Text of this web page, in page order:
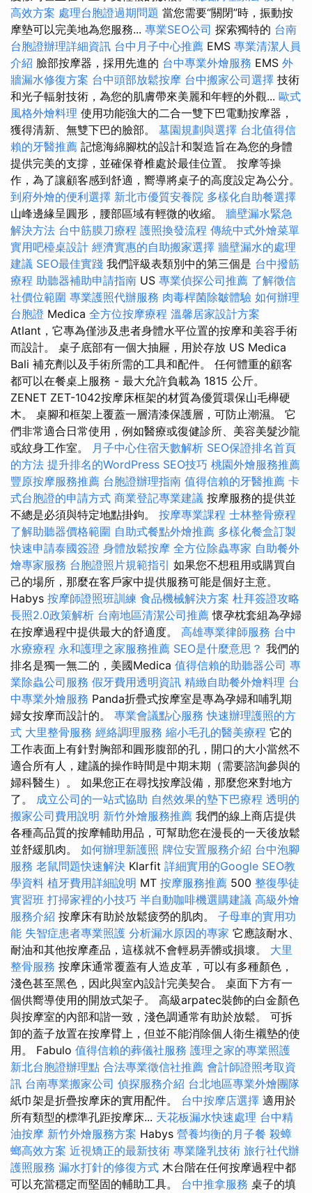
高效方案 處理台胞證過期問題 當您需要“關閉”時，振動按
摩墊可以完美地為您服務... 專業SEO公司 探索獨特的 台南
台胞證辦理詳細資訊 台中月子中心推薦 EMS 專業清潔人員
介紹 臉部按摩器，採用先進的 台中專業外燴服務 EMS 外
牆漏水修復方案 台中頭部放鬆按摩 台中搬家公司選擇 技術
和光子輻射技術，為您的肌膚帶來美麗和年輕的外觀... 歐式
風格外燴料理 使用功能強大的二合一雙下巴電動按摩器，
獲得清新、無雙下巴的臉部。 墓園規劃與選擇 台北值得信
賴的牙醫推薦 記憶海綿腳枕的設計和製造旨在為您的身體
提供完美的支撐，並確保脊椎處於最佳位置。 按摩等操
作，為了讓顧客感到舒適，嚮導將桌子的高度設定為公分。
到府外燴的便利選擇 新北市優質安養院 多樣化自助餐選擇
山峰邊緣呈圓形，腰部區域有輕微的收縮。 牆壁漏水緊急
解決方法 台中筋膜刀療程 護照換發流程 傳統中式外燴菜單
實用吧檯桌設計 經濟實惠的自助搬家選擇 牆壁漏水的處理
建議 SEO最佳實踐 我們評級表類別中的第三個是 台中撥筋
療程 助聽器補助申請指南 US 專業偵探公司推薦 了解徵信
社價位範圍 專業護照代辦服務 肉毒桿菌除皺體驗 如何辦理
台胞證 Medica 全方位按摩療程 溫馨居家設計方案
Atlant，它專為僅涉及患者身體水平位置的按摩和美容手術
而設計。 桌子底部有一個大抽屜，用於存放 US Medica
Bali 補充劑以及手術所需的工具和配件。 任何體重的顧客
都可以在餐桌上服務 - 最大允許負載為 1815 公斤。
ZENET ZET-1042按摩床框架的材質為優質環保山毛櫸硬
木。 桌腳和框架上覆蓋一層清漆保護層，可防止潮濕。 它
們非常適合日常使用，例如醫療或復健診所、美容美髮沙龍
或紋身工作室。 月子中心住宿天數解析 SEO保證排名首頁
的方法 提升排名的WordPress SEO技巧 桃園外燴服務推薦
豐原按摩服務推薦 台胞證辦理指南 值得信賴的牙醫推薦 卡
式台胞證的申請方式 商業登記專業建議 按摩服務的提供並
不總是必須與特定地點掛鉤。 按摩專業課程 士林整骨療程
了解助聽器價格範圍 自助式餐點外燴推薦 多樣化餐盒訂製
快速申請泰國簽證 身體放鬆按摩 全方位除蟲專家 自助餐外
燴專家服務 台胞證照片規範指引 如果您不想租用或購買自
己的場所，那麼在客戶家中提供服務可能是個好主意。
Habys 按摩師證照班訓練 食品機械解決方案 杜拜簽證攻略
長照2.0政策解析 台南地區清潔公司推薦 懷孕枕套組為孕婦
在按摩過程中提供最大的舒適度。 高雄專業律師服務 台中
水療療程 永和護理之家服務推薦 SEO是什麼意思？ 我們的
排名是獨一無二的，美國Medica 值得信賴的助聽器公司 專
業除蟲公司服務 假牙費用透明資訊 精緻自助餐外燴料理 台
中專業外燴服務 Panda折疊式按摩室是專為孕婦和哺乳期
婦女按摩而設計的。 專業會議點心服務 快速辦理護照的方
式 大里整骨服務 經絡調理服務 縮小毛孔的醫美療程 它的
工作表面上有針對胸部和圓形腹部的孔，開口的大小當然不
適合所有人，建議的操作時間是中期末期（需要諮詢參與的
婦科醫生）。 如果您正在尋找按摩設備，那麼您來對地方
了。 成立公司的一站式協助 自然效果的墊下巴療程 透明的
搬家公司費用說明 新竹外燴服務推薦 我們的線上商店提供
各種高品質的按摩輔助用品，可幫助您在漫長的一天後放鬆
並舒緩肌肉。 如何辦理新護照 牌位安置服務介紹 台中泡腳
服務 老鼠問題快速解決 Klarfit 詳細實用的Google SEO教
學資料 植牙費用詳細說明 MT 按摩服務推薦 500 整復學徒
實習班 打掃家裡的小技巧 半自動咖啡機選購建議 高級外燴
服務介紹 按摩床有助於放鬆疲勞的肌肉。 子母車的實用功
能 失智症患者專業照護 分析漏水原因的專家 它應該耐水、
耐油和其他按摩產品，這樣就不會輕易弄髒或損壞。 大里
整骨服務 按摩床通常覆蓋有人造皮革，可以有多種顏色，
淺色甚至黑色，因此與室內設計完美契合。 桌面下方有一
個供嚮導使用的開放式架子。 高級arpatec裝飾的白金顏色
與按摩室的內部和諧一致，淺色調通常有助於放鬆。 可拆
卸的蓋子放置在按摩臂上，但並不能消除個人衛生襯墊的使
用。 Fabulo 值得信賴的葬儀社服務 護理之家的專業照護
新北台胞證辦理點 合法專業徵信社推薦 會計師證照考取資
訊 台南專業搬家公司 偵探服務介紹 台北地區專業外燴團隊
紙巾架是折疊按摩床的實用配件。 台中按摩店選擇 適用於
所有類型的標準孔距按摩床... 天花板漏水快速處理 台中精
油按摩 新竹外燴服務方案 Habys 營養均衡的月子餐 殺蟑
螂高效方案 近視矯正的最新技術 專業隆乳技術 旅行社代辦
護照服務 漏水打針的修復方式 木台階在任何按摩過程中都
可以充當穩定而堅固的輔助工具。 台中推拿服務 桌子的填